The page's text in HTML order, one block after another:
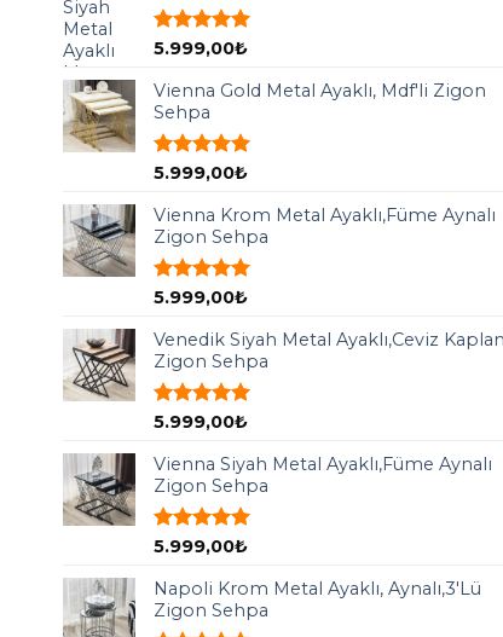
5 üzerinden
aldı
5.999,00₺
Vienna Gold Metal Ayaklı, Mdf'li Zigon
Sehpa
5 üzerinden
aldı
5.999,00₺
Vienna Krom Metal Ayaklı,Füme Aynalı
Zigon Sehpa
5 üzerinden
aldı
5.999,00₺
Venedik Siyah Metal Ayaklı,Ceviz
Zigon Sehpa
5 üzerinden
aldı
5.999,00₺
Vienna Siyah Metal Ayaklı,Füme Aynalı
Zigon Sehpa
5 üzerinden
aldı
5.999,00₺
Napoli Krom Metal Ayaklı, Aynalı,3'Lü
Zigon Sehpa